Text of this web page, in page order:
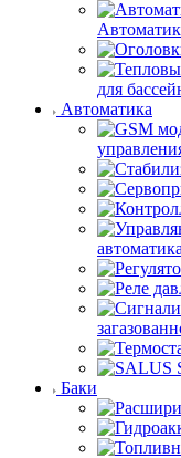
для
Автоматика
автоматика
Баки